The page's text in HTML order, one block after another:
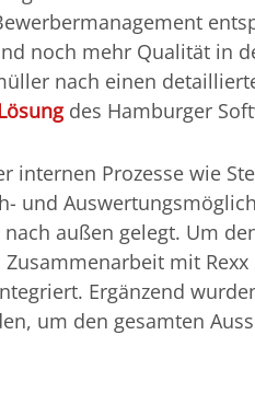
noch mehr Qualität in
nach einen
des Hamburger
internen Prozesse wie
und
außen gelegt. Um
mit Rexx
Ergänzend
um den gesamten